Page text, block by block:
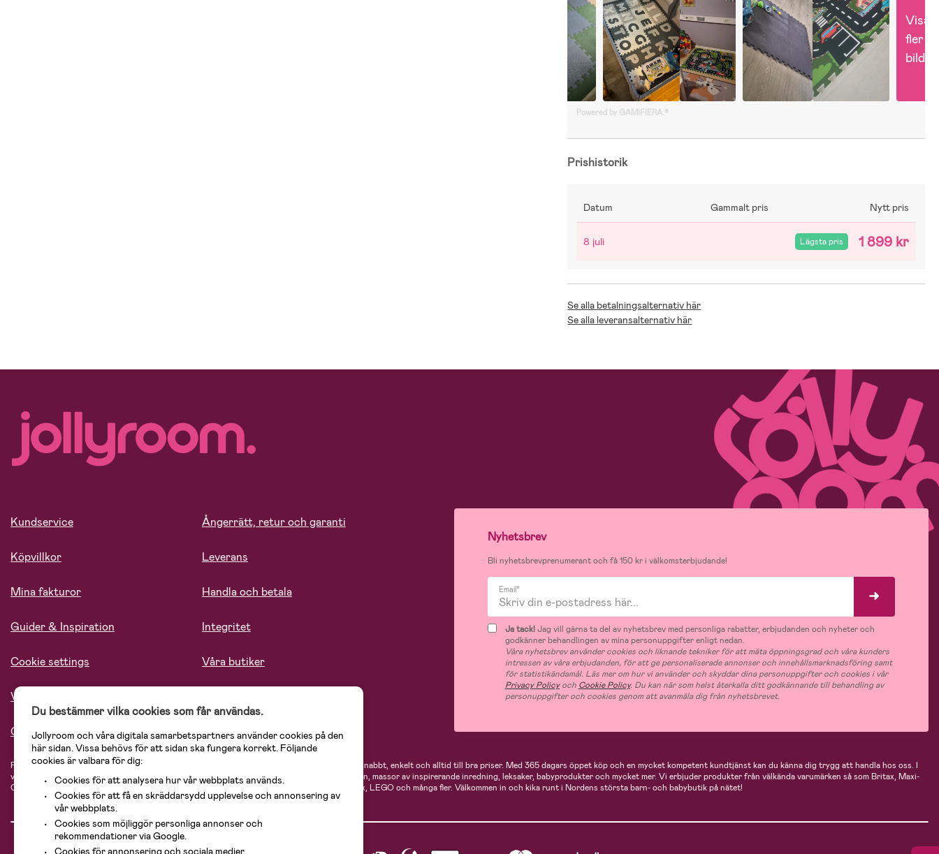
Visa
fler
bilder
Powered by GAMIFIERA.®
Prishistorik
Datum Gammalt pris Nytt pris
8 juli Lägsta pris 1 899 kr
Se alla betalningsalternativ här
Se alla leveransalternativ här
Kundservice
Köpvillkor
Mina fakturor
Guider & Inspiration
Cookie settings
Vårt ansvar
Om oss
Ångerrätt, retur och garanti
Leverans
Handla och betala
Integritet
Våra butiker
Nyhetsbrev
Bli nyhetsbrevprenumerant och få 150 kr i välkomsterbjudande!
Email*
Ja tack!Jag vill gärna ta del av nyhetsbrev med personliga rabatter, erbjudanden och nyheter och
godkänner behandlingen av mina personuppgifter enligt nedan.
Våra nyhetsbrev använder cookies och liknande tekniker för att mäta öppningsgrad och våra kunders
intressen av våra erbjudanden, för att ge personaliserade annonser och innehållsmarknadsföring samt
för statistikändamål. Läs mer om hur vi använder och skyddar dina personuppgifter och cookies i vår
Privacy Policyoch Cookie Policy. Du kan när som helst återkalla ditt godkännande till behandling av
personuppgifter och cookies genom att avanmäla dig från nyhetsbrevet.
På Jollyroom.se hittar du ett stort utbud av produkter för barnfamiljen. Hos oss handlar du snabbt, enkelt och alltid till bra priser. Med 365 dagars öppet köp och en mycket kompetent kundtjänst kan du känna dig trygg att handla hos oss. I
vårt sortiment hittar du barnvagnar, bilstolar, kläder för barn och baby, produkter för mamman, massor av inspirerande inredning, leksaker, babyprodukter och mycket mer. Vi erbjuder produkter från välkända varumärken så som Britax, Maxi-
Cosi, Baby Jogger, BabyBjörn, Didriksons, KidKraft, Ergobaby, Philips Avent, Neonate, Cybex, LEGO och många fler. Välkommen in och kika runt i Nordens största barn- och babybutik på nätet!
Du bestämmer vilka cookies som får användas.
Jollyroom och våra digitala samarbetspartners använder cookies på den
här sidan. Vissa behövs för att sidan ska fungera korrekt. Följande
cookies är valbara för dig:
Cookies för att analysera hur vår webbplats används.
Cookies för att få en skräddarsydd upplevelse och annonsering av
vår webbplats.
Cookies som möjliggör personliga annonser och
rekommendationer via Google.
Cookies för annonsering och sociala medier.